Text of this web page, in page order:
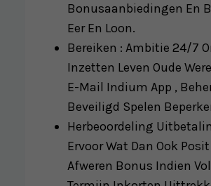
Bonusaanbiedingen En
Eer En Loon.
Bereiken : Ambitie 24/7
Inzetten Leven Oude
E-Mail Indium App ,
Beveiligd Spelen
Herbeoordeling
Ervoor Wat Dan Ook
Afweren Bonus Indien